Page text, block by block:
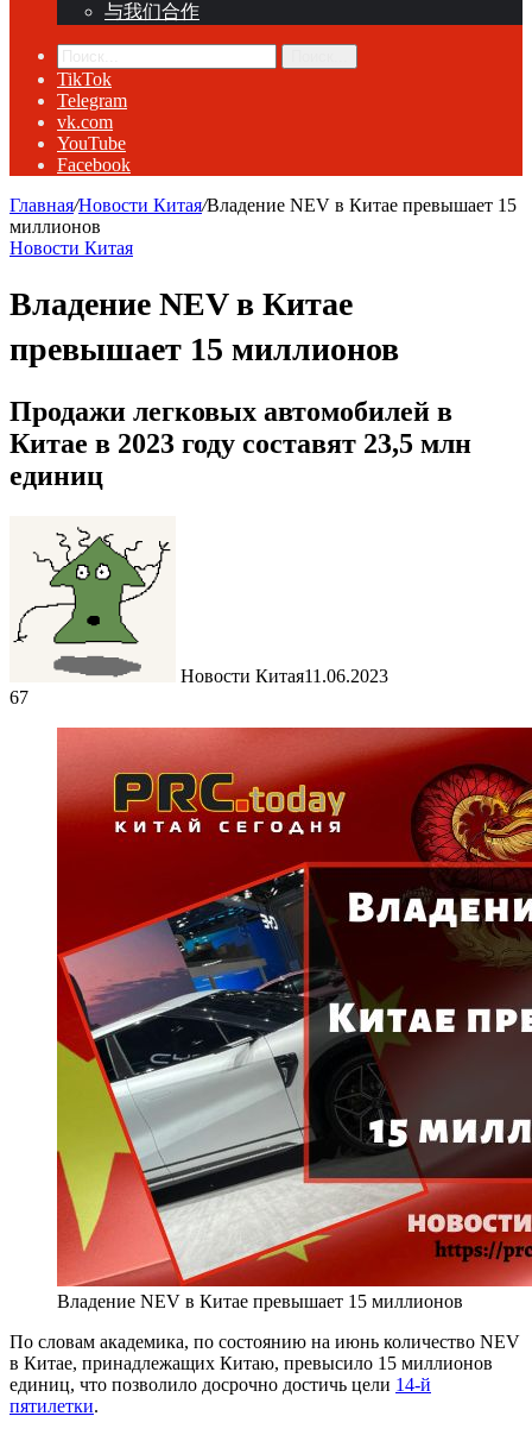
与我们合作
TikTok
Telegram
vk.com
YouTube
Facebook
Главная/Новости Китая/Владение NEV в Китае превышает 15
миллионов
Новости Китая
Владение NEV в Китае
превышает 15 миллионов
Продажи легковых автомобилей в
Китае в 2023 году составят 23,5 млн
единиц
Новости Китая11.06.2023
67
Владение NEV в Китае превышает 15 миллионов
По словам академика, по состоянию на июнь количество NEV
в Китае, принадлежащих Китаю, превысило 15 миллионов
единиц, что позволило досрочно достичь цели 14-й
пятилетки.